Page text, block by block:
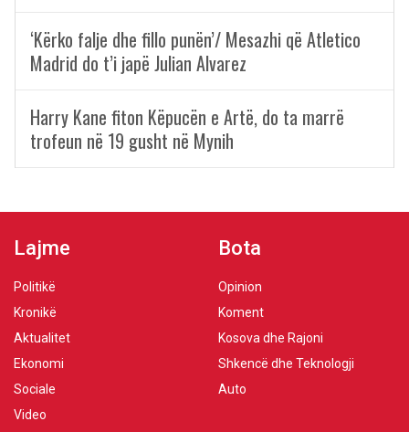
‘Kërko falje dhe fillo punën’/ Mesazhi që Atletico
Madrid do t’i japë Julian Alvarez
Harry Kane fiton Këpucën e Artë, do ta marrë
trofeun në 19 gusht në Mynih
Lajme
Politikë
Kronikë
Aktualitet
Ekonomi
Sociale
Video
Bota
Opinion
Koment
Kosova dhe Rajoni
Shkencë dhe Teknologji
Auto